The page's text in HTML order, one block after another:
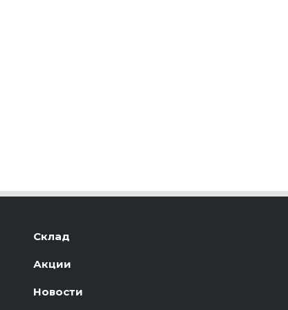
Склад
Акции
Новости